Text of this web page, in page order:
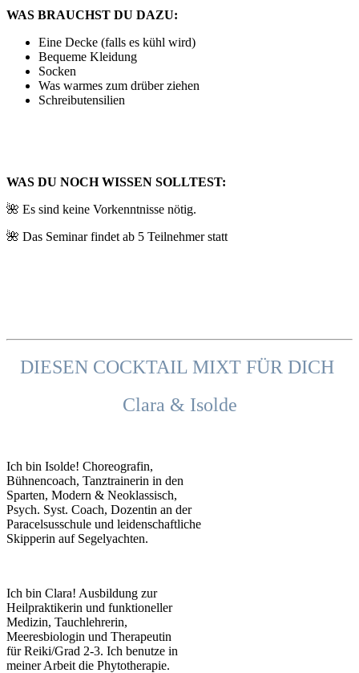
WAS BRAUCHST DU DAZU:
Eine Decke (falls es kühl wird)
Bequeme Kleidung
Socken
Was warmes zum drüber ziehen
Schreibutensilien
WAS DU NOCH WISSEN SOLLTEST:
🌺 Es sind keine Vorkenntnisse nötig.
🌺 Das Seminar findet ab 5 Teilnehmer statt
DIESEN COCKTAIL MIXT FÜR DICH
Clara & Isolde
Ich bin Isolde! Choreografin,
Bühnencoach, Tanztrainerin in den
Sparten, Modern & Neoklassisch,
Psych. Syst. Coach, Dozentin an der
Paracelsusschule und leidenschaftliche
Skipperin auf Segelyachten.
Ich bin Clara! Ausbildung zur
Heilpraktikerin und funktioneller
Medizin, Tauchlehrerin,
Meeresbiologin und Therapeutin
für Reiki/Grad 2-3. Ich benutze in
meiner Arbeit die Phytotherapie.